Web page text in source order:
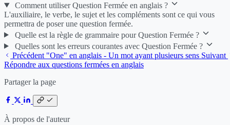
Comment utiliser Question Fermée en anglais ?
L'auxiliaire, le verbe, le sujet et les compléments sont ce qui vous
permettra de poser une question fermée.
Quelle est la règle de grammaire pour Question Fermée ?
Quelles sont les erreurs courantes avec Question Fermée ?
Précédent "One" en anglais - Un mot ayant plusieurs sens Suivant
Répondre aux questions fermées en anglais
Partager la page
À propos de l'auteur